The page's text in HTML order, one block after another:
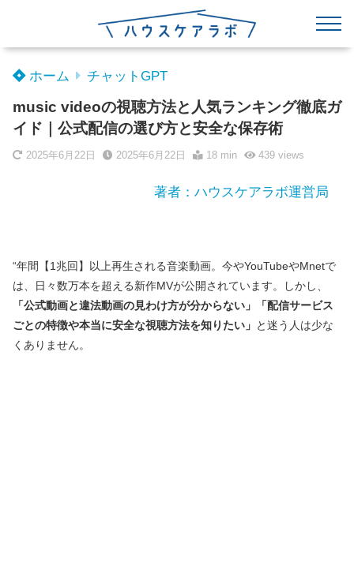
ホーム チャットGPT
music videoの視聴方法と人気ランキング徹底ガ
イド｜公式配信の選び方と安全な保存術
2025年6月22日 2025年6月22日 18 min 439views
著者：ハウスケアラボ運営局
“年間【1兆回】以上再生される音楽動画。今やYouTubeやMnetで
は、日々数万本を超える新作MVが公開されています。しかし、
「公式動画と違法動画の見わけ方が分からない」「配信サービス
ごとの特徴や本当に安全な視聴方法を知りたい」 と迷う人は少な
くありません。